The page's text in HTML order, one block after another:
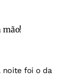
mão!
noite foi o da